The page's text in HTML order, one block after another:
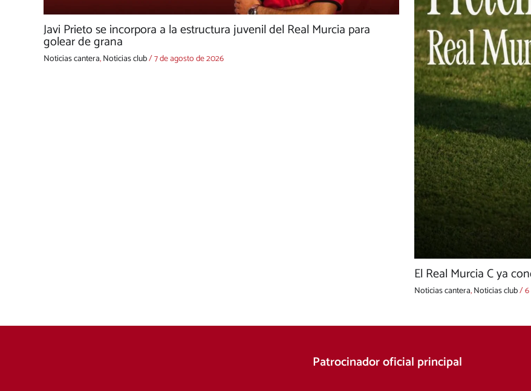
Javi Prieto se incorpora a la estructura juvenil del Real Murcia para
golear de grana
Noticias cantera,Noticias club/7 de agosto de 2026
El Real Murcia C ya
Noticias cantera,Noticias club/
Patrocinador oficial principal